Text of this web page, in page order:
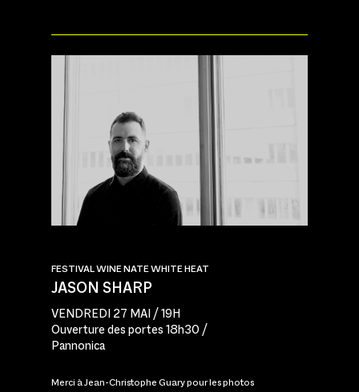
FESTIVAL WINE NATE WHITE HEAT
JASON SHARP
VENDREDI 27 MAI / 19H
Ouverture des portes 18h30 /
Pannonica
Merci à Jean-Christophe Guary pour les photos